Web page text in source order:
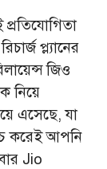
প্ল্যানের
জিও
নিয়ে
এসেছে, যা
করেই আপনি
Jio